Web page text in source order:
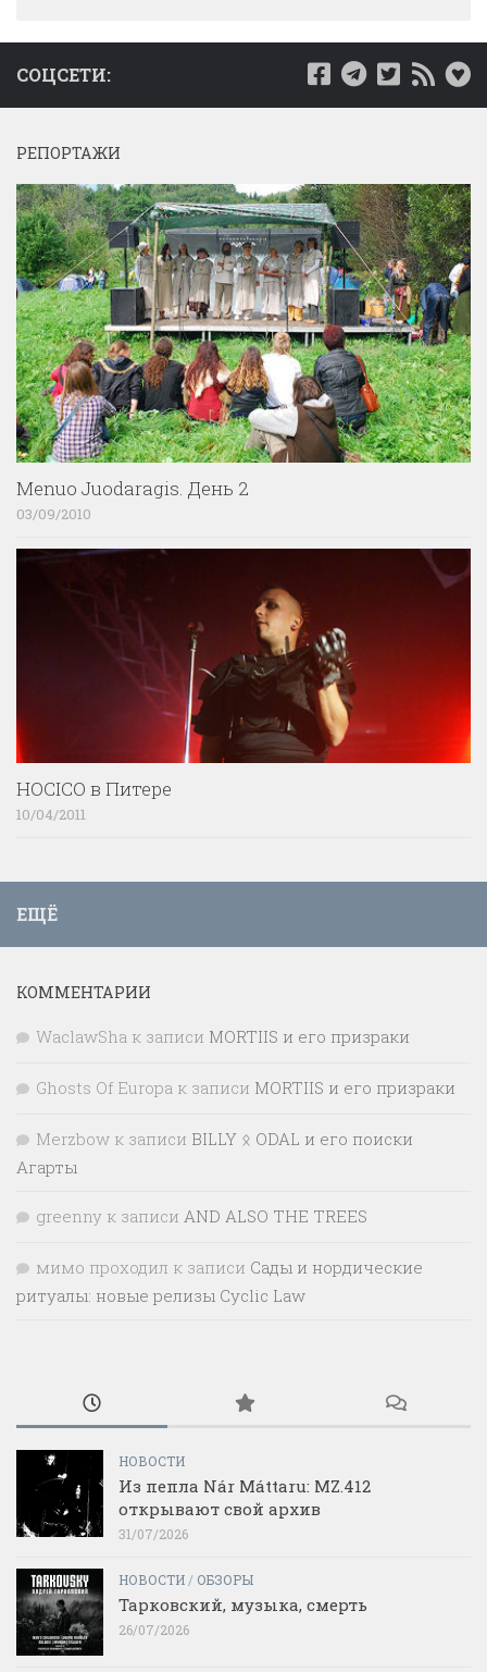
СОЦСЕТИ:
РЕПОРТАЖИ
Menuo Juodaragis. День 2
03/09/2010
HOCICO в Питере
10/04/2011
ЕЩЁ
КОММЕНТАРИИ
WaclawSha к записи MORTIIS и его призраки
Ghosts Of Europa к записи MORTIIS и его призраки
Merzbow к записи BILLY ᛟ ODAL и его поиски
Агарты
greenny к записи AND ALSO THE TREES
мимо проходил к записи Сады и нордические
ритуалы: новые релизы Cyclic Law
НОВОСТИ
Из пепла Nár Máttaru: MZ.412
открывают свой архив
31/07/2026
НОВОСТИ / ОБЗОРЫ
Тарковский, музыка, смерть
26/07/2026